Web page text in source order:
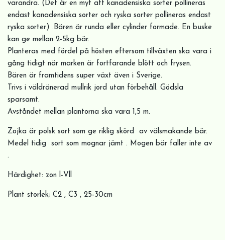
varandra. (Det är en myt att kanadensiska sorter pollineras
endast kanadensiska sorter och ryska sorter pollineras endast
ryska sorter) .Bären är runda eller cylinder formade. En buske
kan ge mellan 2-5kg bär.
Planteras med fördel på hösten eftersom tillväxten ska vara i
gång tidigt när marken är fortfarande blött och frysen.
Bären är framtidens super växt även i Sverige.
Trivs i väldränerad mullrik jord utan förbehåll. Gödsla
sparsamt.
Avståndet mellan plantorna ska vara 1,5 m.
Zojka är polsk sort som ge riklig skörd av välsmakande bär.
Medel tidig sort som mognar jämt . Mogen bär faller inte av
.
Härdighet: zon l-Vll
Plant storlek; C2 , C3 , 25-30cm